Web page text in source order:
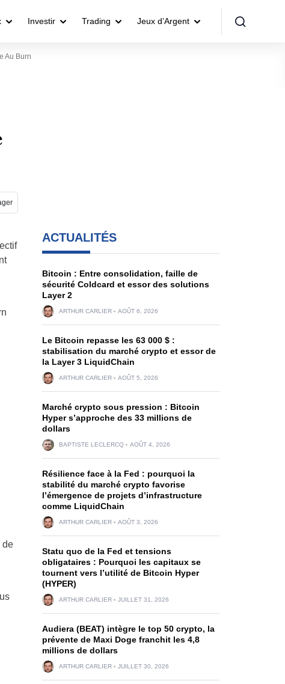
Investir Trading Jeux d’Argent
Au Burn
de
ACTUALITÉS
Bitcoin : Entre consolidation, faille de
sécurité Coldcard et essor des solutions
Layer 2
ARTHUR CARLIER AOÛT 6, 2026
Le Bitcoin repasse les 63 000 $ :
stabilisation du marché crypto et essor de
la Layer 3 LiquidChain
ARTHUR CARLIER AOÛT 5, 2026
Marché crypto sous pression : Bitcoin
Hyper s’approche des 33 millions de
dollars
BAPTISTE LECLERCQ AOÛT 4, 2026
Résilience face à la Fed : pourquoi la
stabilité du marché crypto favorise
l’émergence de projets d’infrastructure
comme LiquidChain
ARTHUR CARLIER AOÛT 3, 2026
Statu quo de la Fed et tensions
obligataires : Pourquoi les capitaux se
tournent vers l’utilité de Bitcoin Hyper
(HYPER)
ARTHUR CARLIER JUILLET 31, 2026
Audiera (BEAT) intègre le top 50 crypto, la
prévente de Maxi Doge franchit les 4,8
millions de dollars
ARTHUR CARLIER JUILLET 30, 2026